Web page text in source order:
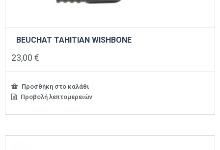
BEUCHAT TAHITIAN WISHBONE
23,00 €
Προσθήκη στο καλάθι
Προβολή λεπτομερειών